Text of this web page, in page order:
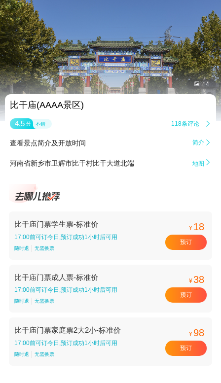
 14
比干庙(AAAA景区)
4.5 分 不错 118条评论 
查看景点简介及开放时间 简介 
河南省新乡市卫辉市比干村比干大道北端 地图 
比干庙门票学生票-标准价
17:00前可订今日,预订成功1小时后可用
随时退 无需换票
¥ 18
预订
比干庙门票成人票-标准价
17:00前可订今日,预订成功1小时后可用
随时退 无需换票
¥38
预订
比干庙门票家庭票2大2小-标准价
17:00前可订今日,预订成功1小时后可用
随时退 无需换票
¥ 98
预订
